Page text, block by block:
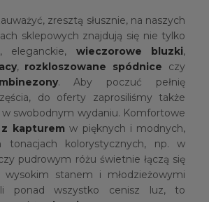
zresztą słusznie, na naszych
sklepowych znajdują się nie tylko
eleganckie, wieczorowe bluzki,
, rozkloszowane spódnice czy
. Aby poczuć pełnię
do oferty zaprosiliśmy także
w swobodnym wydaniu. Komfortowe
kapturem w pięknych i modnych,
tonacjach kolorystycznych, np. w
pudrowym różu świetnie łączą się
stanem i młodzieżowymi
ponad wszystko cenisz luz, to